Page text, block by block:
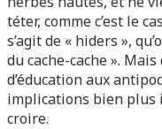
téter, comme c’est le
s’agit de « hiders »,
du cache-cache ».
d’éducation aux
implications bien plus
croire.